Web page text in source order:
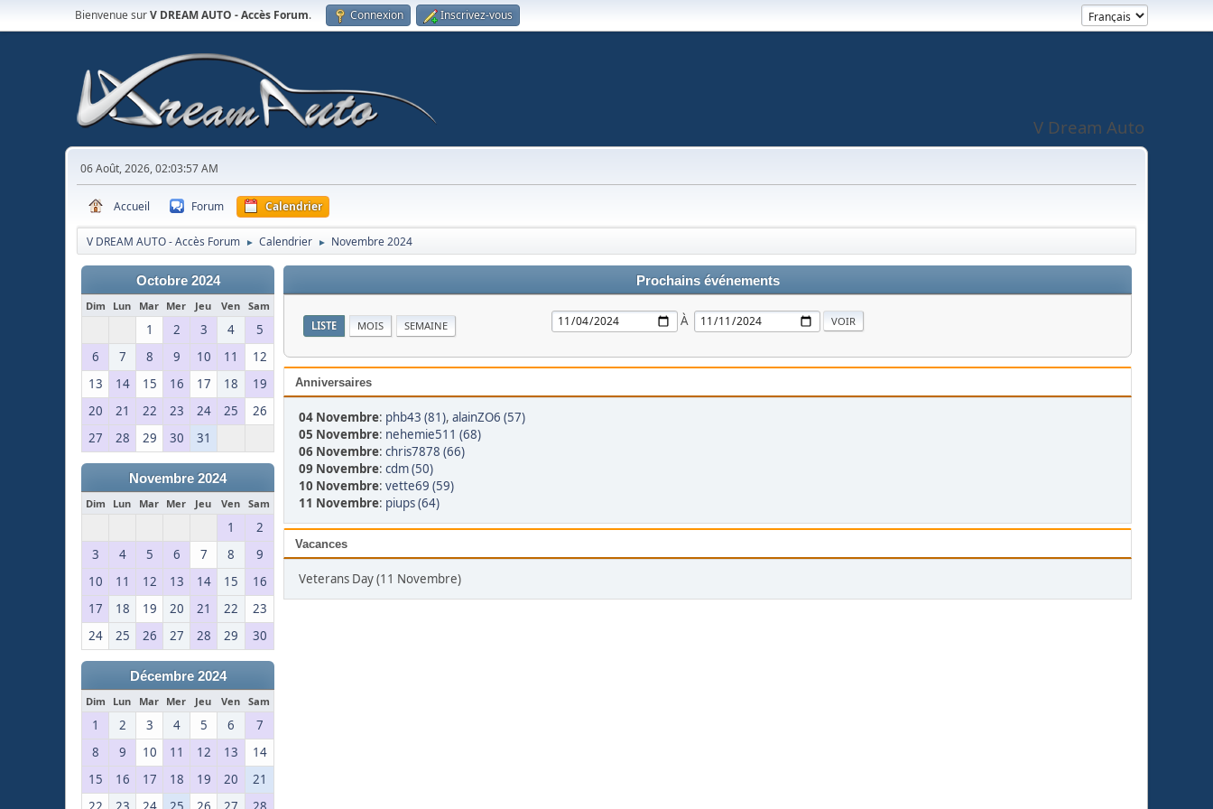
Bienvenue surV DREAM AUTO - Accès Forum. Connexion Inscrivez-vous
V Dream Auto
06 Août, 2026, 02:03:57 AM
Accueil Forum Calendrier
V DREAM AUTO - Accès Forum ► Calendrier ► Novembre 2024
Octobre 2024
Dim Lun Mar Mer Jeu Ven Sam
1 2 3 4
5
6
7 8 9 10 11
12
13
14 15 16 17 18
19
20
21 22 23 24 25
26
27
28 29 30 31
Novembre 2024
Dim Lun Mar Mer Jeu Ven Sam
1
2
3
4 5 6 7 8
9
10
11 12 13 14 15
16
17
18 19 20 21 22
23
24
25 26 27 28 29 30
Décembre 2024
Dim Lun Mar Mer Jeu Ven Sam
1 2 3 4 5 6
7
8
9 10 11 12 13
14
15
16 17 18 19 20
21
Prochains événements
LISTE MOIS SEMAINE À
Anniversaires
04 Novembre: phb43 (81), alainZO6 (57)
05 Novembre: nehemie511 (68)
06 Novembre: chris7878 (66)
09 Novembre: cdm (50)
10 Novembre: vette69 (59)
11 Novembre: piups (64)
Vacances
Veterans Day (11 Novembre)